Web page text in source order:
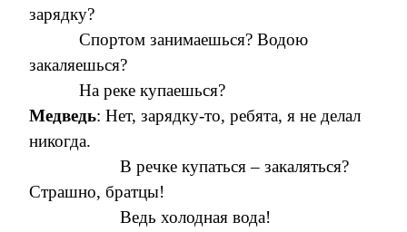
зарядку?
Спортом занимаешься? Водою
закаляешься?
На реке купаешься?
Медведь: Нет, зарядку-то, ребята, я не делал
никогда.
В речке купаться – закаляться?
Страшно, братцы!
Ведь холодная вода!